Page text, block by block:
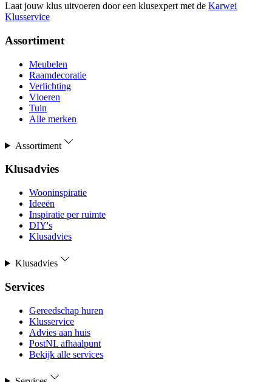
Laat jouw klus uitvoeren door een klusexpert met de Karwei
Klusservice
Assortiment
Meubelen
Raamdecoratie
Verlichting
Vloeren
Tuin
Alle merken
Assortiment
Klusadvies
Wooninspiratie
Ideeën
Inspiratie per ruimte
DIY's
Klusadvies
Klusadvies
Services
Gereedschap huren
Klusservice
Advies aan huis
PostNL afhaalpunt
Bekijk alle services